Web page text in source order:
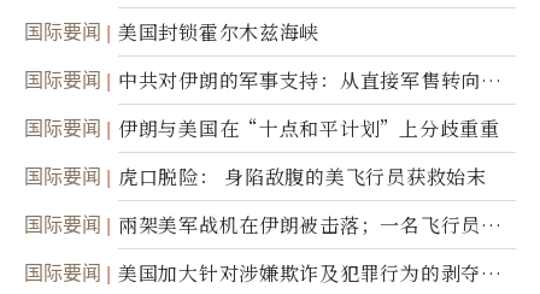
美军基地的卫星图像
国际要闻 美国封锁霍尔木兹海峡
国际要闻
中共对伊朗的军事支持：从直接军售转向间
接技术转让
国际要闻 伊朗与美国在“十点和平计划”上分歧重重
国际要闻 虎口脱险： 身陷敌腹的美飞行员获救始末
国际要闻
兩架美军战机在伊朗被击落；一名飞行员失
踪
国际要闻
美国加大针对涉嫌欺诈及犯罪行为的剥夺公